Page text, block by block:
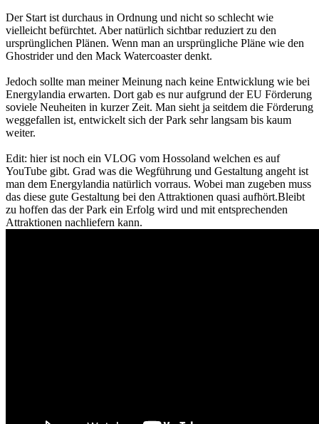
Der Start ist durchaus in Ordnung und nicht so schlecht wie
vielleicht befürchtet. Aber natürlich sichtbar reduziert zu den
ursprünglichen Plänen. Wenn man an ursprüngliche Pläne wie den
Ghostrider und den Mack Watercoaster denkt.
Jedoch sollte man meiner Meinung nach keine Entwicklung wie bei
Energylandia erwarten. Dort gab es nur aufgrund der EU Förderung
soviele Neuheiten in kurzer Zeit. Man sieht ja seitdem die Förderung
weggefallen ist, entwickelt sich der Park sehr langsam bis kaum
weiter.
Edit: hier ist noch ein VLOG vom Hossoland welchen es auf
YouTube gibt. Grad was die Wegführung und Gestaltung angeht ist
man dem Energylandia natürlich vorraus. Wobei man zugeben muss
das diese gute Gestaltung bei den Attraktionen quasi aufhört.Bleibt
zu hoffen das der Park ein Erfolg wird und mit entsprechenden
Attraktionen nachliefern kann.